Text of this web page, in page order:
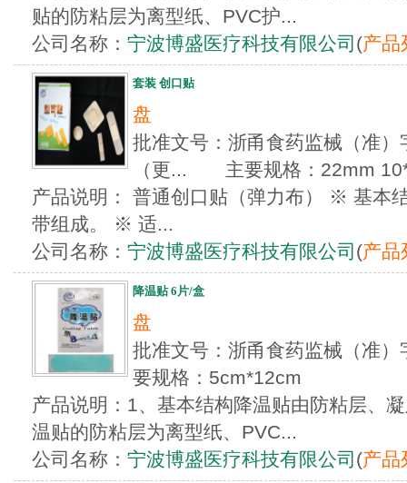
贴的防粘层为离型纸、PVC护...
公司名称： 宁波博盛医疗科技有限公司 (产品
套装 创口贴
盘
批准文号：浙甬食药监械（准
（更... 主要规格：22mm
产品说明： 普通创口贴（弹力布） ※ 基本
带组成。 ※ 适...
公司名称： 宁波博盛医疗科技有限公司 (产品
降温贴 6片/盒
盘
批准文号：浙甬食药监械（
要规格：5cm*12cm
产品说明：1、基本结构降温贴由防粘层、
温贴的防粘层为离型纸、PVC...
公司名称： 宁波博盛医疗科技有限公司 (产品